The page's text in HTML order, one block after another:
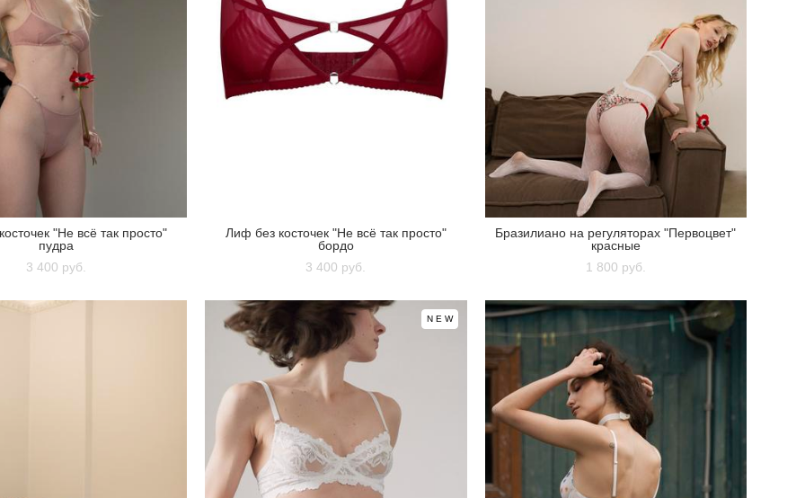
"Не всё так просто"
пудра
3 400 pуб.
Лиф без косточек "Не всё так просто"
бордо
3 400 pуб.
Бразилиано на регуляторах "Первоцвет"
красные
1 800 pуб.
NEW